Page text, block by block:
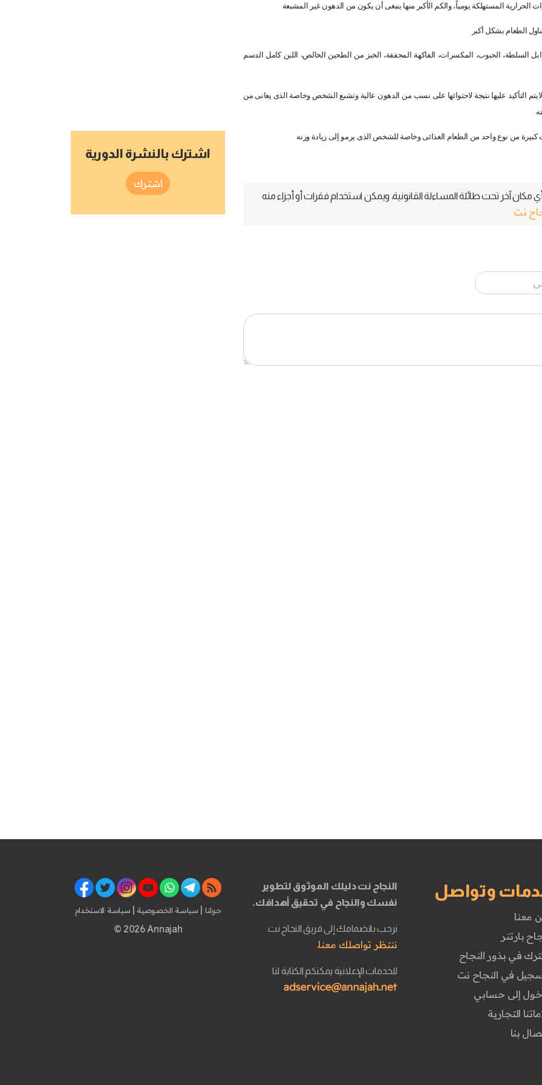
الطعام بشكل أكبر
السلطة، الحبوب، المكسرات، الفاكهة المجففة، الخبز من الطحين الخالص، اللبن كامل الدسم
التأكيد عليها نتيجة لاحتوائها على نسب من الدهون عالية وتشبع الشخص وخاصة الذى يعانى من
من نوع واحد من الطعام الغذائى وخاصة للشخص الذى يرمو إلى زيادة وزنه
آخر تحت طائلة المساءلة القانونية، ويمكن استخدام فقرات أو أجزاء منه
نت
اشترك بالنشرة الدورية
اشترك
وتواصل
معنا
بارتنر
في بذور النجاح
في النجاح نت
إلى حسابي
التجارية
بنا
النجاح نت دليلك الموثوق لتطوير
نفسك والنجاح في تحقيق أهدافك.
نرحب بانضمامك إلى فريق النجاح نت.
ننتظر تواصلك معنا.
للخدمات الإعلانية يمكنكم الكتابة لنا
حولنا | سياسة الخصوصية | سياسة الاستخدام
© 2026 Annajah